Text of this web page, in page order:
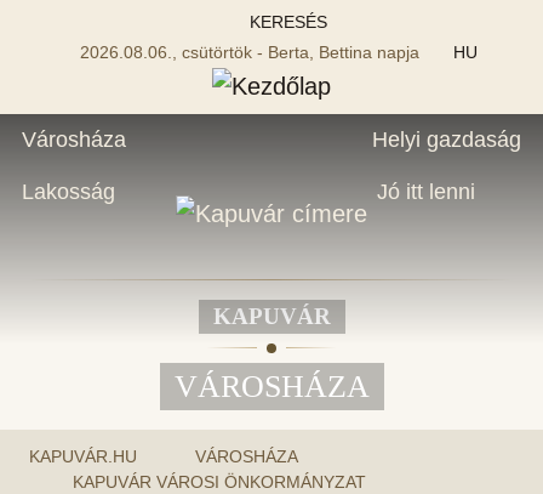
KERESÉS
2026.08.06., csütörtök - Berta, Bettina napja
HU
Városháza
Lakosság
Helyi gazdaság
Jó itt lenni
KAPUVÁR
VÁROSHÁZA
KAPUVÁR.HU
VÁROSHÁZA
KAPUVÁR VÁROSI ÖNKORMÁNYZAT